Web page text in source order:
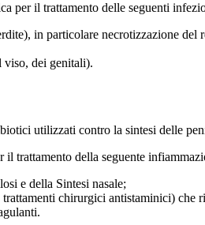
per il trattamento delle seguenti
in particolare necrotizzazione del
viso, dei genitali).
utilizzati contro la sintesi delle
il trattamento della seguente
e della Sintesi nasale;
chirurgici antistaminici)